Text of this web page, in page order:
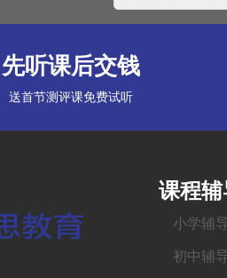
先听课后交钱
送首节测评课免费试听
课程辅
小学辅
初中辅